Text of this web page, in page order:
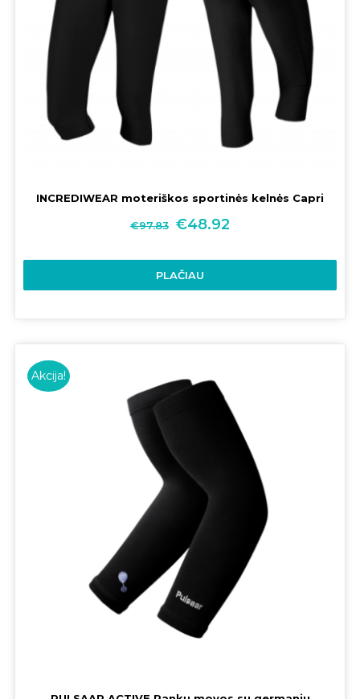
INCREDIWEAR moteriškos sportinės kelnės Capri
€97.83 €48.92
PLAČIAU
Akcija!